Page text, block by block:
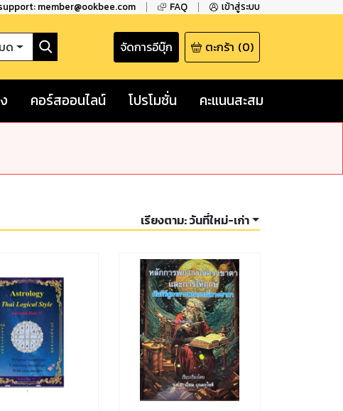
member@ookbee.com FAQ เข้าสู่ระบบ
ด จัดการอีบุ๊ก ตะกร้า (0)
คอร์สออนไลน์ โปรโมชั่น คะแนนสะสม
เรียงตาม:วันที่ใหม่-เก่า